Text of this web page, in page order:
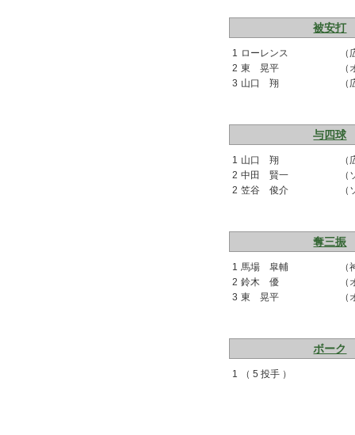
被安打
1 ローレンス
（
2 東 晃平
（
3 山口 翔 （
与四球
1 山口 翔
（
2 中田 賢一
（
2 笠谷 俊介 （
奪三振
1 馬場 皐輔
（
2 鈴木 優
（
3 東 晃平 （
ボーク
1 （ 5 投手 ）